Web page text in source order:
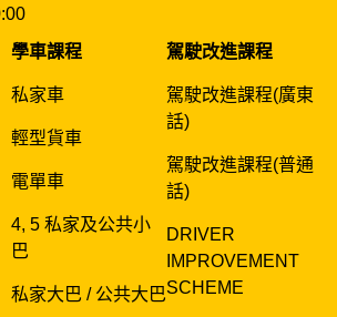
學車課程
私家車
輕型貨車
電單車
4, 5 私家及公共小
巴
私家大巴 / 公共大巴
駕駛改進課程
駕駛改進課程(廣東
話)
駕駛改進課程(普通
話)
DRIVER
IMPROVEMENT
SCHEME